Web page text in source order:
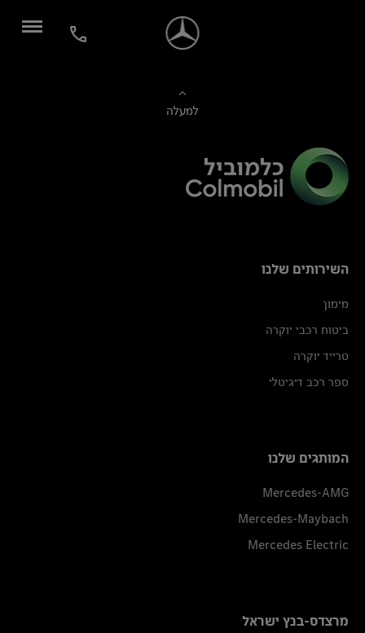
למעלה
השירותים שלנו
מימון
ביטוח רכבי יוקרה
טרייד יוקרה
ספר רכב דיגיטלי
המותגים שלנו
Mercedes-AMG
Mercedes-Maybach
Mercedes Electric
מרצדס-בנץ ישראל